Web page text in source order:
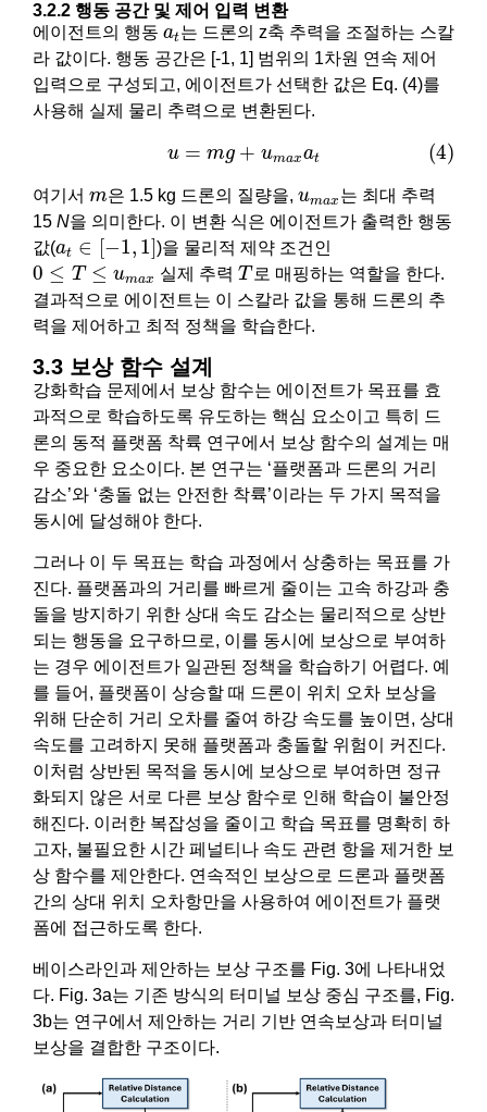
3.2.2 행동 공간 및 제어 입력 변환
에이전트의 행동 at
at는 드론의 z축 추력을 조절하는 스칼
라 값이다. 행동 공간은 [-1, 1] 범위의 1차원 연속 제어
입력으로 구성되고, 에이전트가 선택한 값은 Eq. (4)를
사용해 실제 물리 추력으로 변환된다.
u = mg + umaxat (4)
+
여기서 m
m은 1.5 kg 드론의 질량을, umax
u x
는 최대 추력
15 N을 의미한다. 이 변환 식은 에이전트가 출력한 행동
값(at ∈ [−1, 1]
t∈ − ,1] )을 물리적 제약 조건인
0 ≤ T ≤ umax
0 ≤T≤u m 실제 추력T
T로 매핑하는 역할을 한다.
결과적으로 에이전트는 이 스칼라 값을 통해 드론의 추
력을 제어하고 최적 정책을 학습한다.
3.3 보상 함수 설계
강화학습 문제에서 보상 함수는 에이전트가 목표를 효
과적으로 학습하도록 유도하는 핵심 요소이고 특히 드
론의 동적 플랫폼 착륙 연구에서 보상 함수의 설계는 매
우 중요한 요소이다. 본 연구는 ‘플랫폼과 드론의 거리
감소’와 ‘충돌 없는 안전한 착륙’이라는 두 가지 목적을
동시에 달성해야 한다.
그러나 이 두 목표는 학습 과정에서 상충하는 목표를 가
진다. 플랫폼과의 거리를 빠르게 줄이는 고속 하강과 충
돌을 방지하기 위한 상대 속도 감소는 물리적으로 상반
되는 행동을 요구하므로, 이를 동시에 보상으로 부여하
는 경우 에이전트가 일관된 정책을 학습하기 어렵다. 예
를 들어, 플랫폼이 상승할 때 드론이 위치 오차 보상을
위해 단순히 거리 오차를 줄여 하강 속도를 높이면, 상대
속도를 고려하지 못해 플랫폼과 충돌할 위험이 커진다.
이처럼 상반된 목적을 동시에 보상으로 부여하면 정규
화되지 않은 서로 다른 보상 함수로 인해 학습이 불안정
해진다. 이러한 복잡성을 줄이고 학습 목표를 명확히 하
고자, 불필요한 시간 페널티나 속도 관련 항을 제거한 보
상 함수를 제안한다. 연속적인 보상으로 드론과 플랫폼
간의 상대 위치 오차항만을 사용하여 에이전트가 플랫
폼에 접근하도록 한다.
베이스라인과 제안하는 보상 구조를 Fig. 3에 나타내었
다. Fig. 3a는 기존 방식의 터미널 보상 중심 구조를, Fig.
3b는 연구에서 제안하는 거리 기반 연속보상과 터미널
보상을 결합한 구조이다.